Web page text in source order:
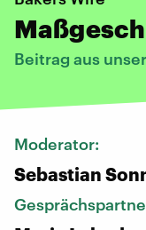
Beitrag aus
Moderator:
Sebastian